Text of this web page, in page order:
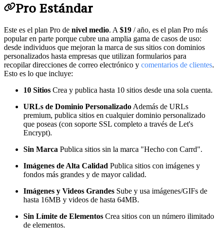
Pro Estándar
Este es el plan Pro de nivel medio. A $19 / año, es el plan Pro más
popular en parte porque cubre una amplia gama de casos de uso:
desde individuos que mejoran la marca de sus sitios con dominios
personalizados hasta empresas que utilizan formularios para
recopilar direcciones de correo electrónico y comentarios de clientes.
Esto es lo que incluye:
10 Sitios Crea y publica hasta 10 sitios desde una sola cuenta.
URLs de Dominio Personalizado Además de URLs
premium, publica sitios en cualquier dominio personalizado
que poseas (con soporte SSL completo a través de Let's
Encrypt).
Sin Marca Publica sitios sin la marca "Hecho con Carrd".
Imágenes de Alta Calidad Publica sitios con imágenes y
fondos más grandes y de mayor calidad.
Imágenes y Videos Grandes Sube y usa imágenes/GIFs de
hasta 16MB y videos de hasta 64MB.
Sin Límite de Elementos Crea sitios con un número ilimitado
de elementos.